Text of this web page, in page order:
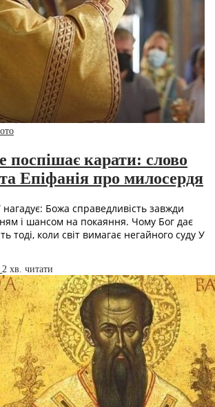
поспішає карати: слово
Епіфанія про милосердя
Божа справедливість завжди
і шансом на покаяння. Чому Бог дає
тоді, коли світ вимагає негайного суду У
2 хв. читати